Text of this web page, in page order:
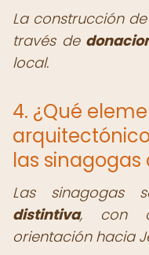
La construcción
través de
local.
4. ¿Qué
las sinagogas
Las sinagogas
distintiva, con
orientación hacia